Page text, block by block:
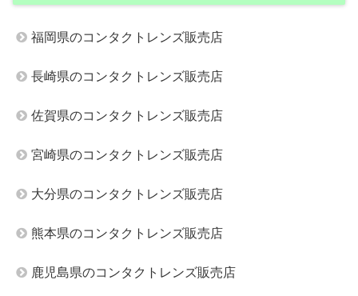
福岡県のコンタクトレンズ販売店
長崎県のコンタクトレンズ販売店
佐賀県のコンタクトレンズ販売店
宮崎県のコンタクトレンズ販売店
大分県のコンタクトレンズ販売店
熊本県のコンタクトレンズ販売店
鹿児島県のコンタクトレンズ販売店